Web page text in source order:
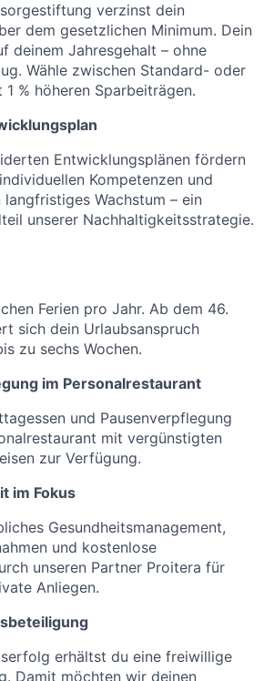
verzinst dein
dem gesetzlichen Minimum. Dein
deinem Jahresgehalt – ohne
Wähle zwischen Standard- oder
% höheren Sparbeiträgen.
Entwicklungsplänen fördern
Kompetenzen und
Wachstum – ein
unserer Nachhaltigkeitsstrategie.
Ferien pro Jahr. Ab dem 46.
sich dein Urlaubsanspruch
zu sechs Wochen.
im Personalrestaurant
und Pausenverpflegung
mit vergünstigten
zur Verfügung.
im Fokus
Gesundheitsmanagement,
und kostenlose
unseren Partner Proitera für
Anliegen.
erhältst du eine freiwillige
Damit möchten wir deinen